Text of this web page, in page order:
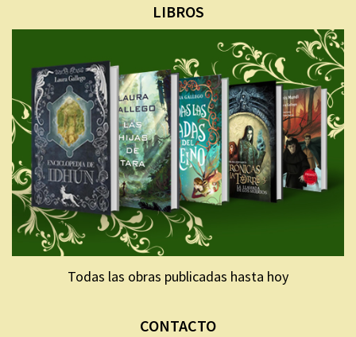
LIBROS
Todas las obras publicadas hasta hoy
CONTACTO